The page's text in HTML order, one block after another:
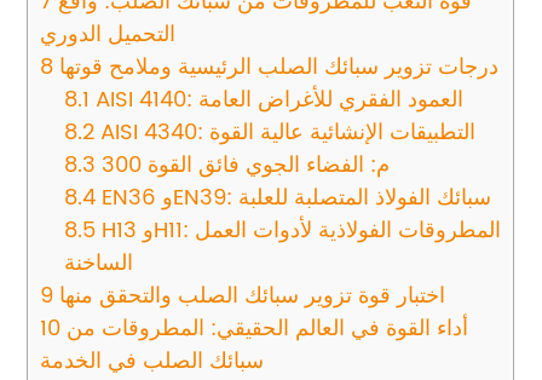
التحميل الدوري
8 درجات تزوير سبائك الصلب الرئيسية وملامح قوتها
8.1
AISI 4140: العمود الفقري للأغراض العامة
8.2
AISI 4340: التطبيقات الإنشائية عالية القوة
8.3
300 م: الفضاء الجوي فائق القوة
8.4
EN36 وEN39: سبائك الفولاذ المتصلبة للعلبة
8.5 H13 وH11: المطروقات الفولاذية لأدوات العمل
الساخنة
9 اختبار قوة تزوير سبائك الصلب والتحقق منها
10
سبائك الصلب في الخدمة